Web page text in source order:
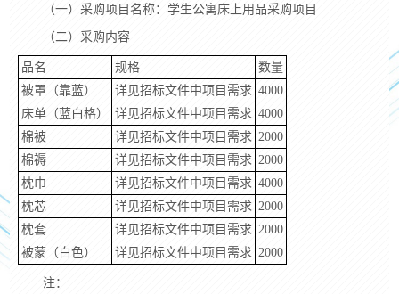
（一）采购项目名称：学生公寓床上用品采购项目
（二）采购内容
品名 规格
数量
被罩（靠蓝）
详见招标文件中项目需求 4000
床单（蓝白格）
详见招标文件中项目需求 4000
棉被
详见招标文件中项目需求 2000
棉褥
详见招标文件中项目需求 2000
枕巾
详见招标文件中项目需求 4000
枕芯
详见招标文件中项目需求 2000
枕套
详见招标文件中项目需求 2000
被蒙（白色）
详见招标文件中项目需求 2000
注：